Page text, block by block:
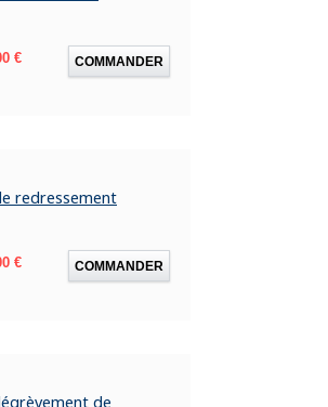
€ COMMANDER
redressement
€ COMMANDER
de